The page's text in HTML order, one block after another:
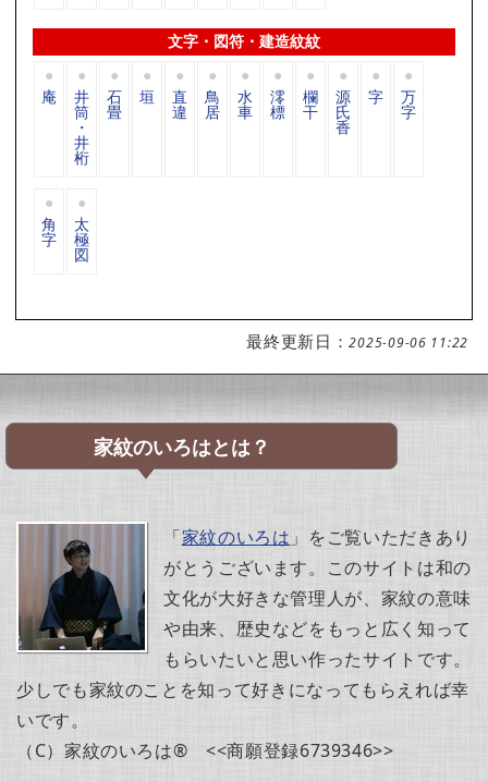
文字・図符・建造紋紋
庵 井
筒
・
井
桁
石
畳
垣 直
違
鳥
居
水
車
澪
標
欄
干
源
氏
香
字 万
字
角
字
太
極
図
最終更新日：2025-09-06 11:22
家紋のいろはとは？
「家紋のいろは 」をご覧いただきあり
がとうございます。このサイトは和の
文化が大好きな管理人が、家紋の意味
や由来、歴史などをもっと広く知って
もらいたいと思い作ったサイトです。
少しでも家紋のことを知って好きになってもらえれば幸
いです。
（C）家紋のいろは® <<商願登録6739346>>